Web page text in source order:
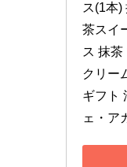
ス(1本)
茶スイ
ス 抹
クリー
ギフト
ェ・ア